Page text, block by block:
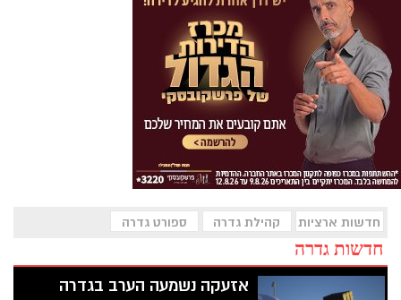
חדשות ארציות קהילת גדרה ספורט גדרה
חדשות גדרה
אזעקה נשמעה הערב בגדרה